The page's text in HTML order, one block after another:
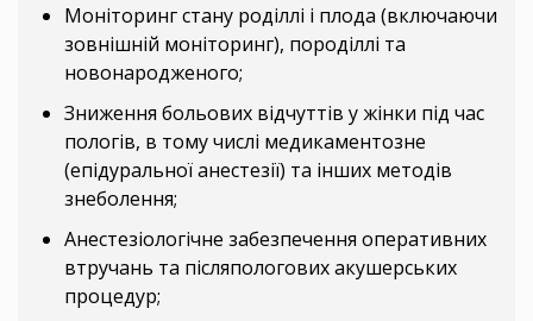
Моніторинг стану роділлі і плода (включаючи
зовнішній моніторинг), породіллі та
новонародженого;
Зниження больових відчуттів у жінки під час
пологів, в тому числі медикаментозне
(епідуральної анестезії) та інших методів
знеболення;
Анестезіологічне забезпечення оперативних
втручань та післяпологових акушерських
процедур;